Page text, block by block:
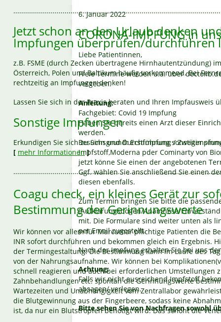
6. Januar 2022
CORONA-IMPFUNG in
Liebe Patientinnen,
Freie Termine werden u.a. über
vergeben.
Anleitung:
Fachgebiet: Covid 19 Impfung
Haben Sie bereits einen Arzt dieser
werden.
Besuchsgrund: Erstimpfung /
Impfstoff,Moderna pder Cominarty von
jetzt könne Sie einen der angebotenen
Ggf. wählen Sie anschließend Sie einen
diesen ebenfalls.
Zum Termin bringen Sie bitte die
(Aufklärungsbogen/Anamnese/
mit. Die Formulare sind weiter unten als
per Email zugestellt.
Nach der Impfung erhalten Sie bei uns
Achtung:
Falls wir nicht ausreichend Impfstoff
absagen/ verlegen.
Bitte sehen Sie von Nachfragen sowohl
Jetzt schon an den Urlaub denken
Impfungen überprüfen/durchführen
z.B. FSME (durch Zecken übertragene Hirnhautentzündung)
Österreich, Polen und Baltikum häufig vorkommend. Bei
rechtzeitig an Impfungen denken!
Lassen Sie sich in der Praxis beraten und Ihren Impfausweis
Sonstige Impfungen
Erkundigen Sie sich zu Sinn und Durchführung sonstiger
[ mehr Informationen]
Coagu check, ein kleines Gerät zur
Bestimmung der Gerinnungswerte
Wir können vor allem für Marcumar pflichtige Patienten die
INR sofort durchführen und bekommen gleich ein Ergebnis.
der Termingestaltung. Die Bestimmung kann im Laufe des
von der Nahrungsaufnahme. Wir können bei
schnell reagieren und auch bei erforderlichen Umstellungen
Zahnbehandlungen etc. spontan die Gerinnungswerte
Wartezeiten und Unabhängigkeit vom Zentrallabor
die Blutgewinnung aus der Fingerbeere, sodass keine
ist, da nur ein Blutstropfen benötigt wird. Das schont die